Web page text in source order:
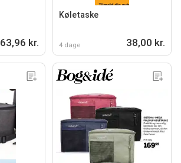
63,96 kr.
Køletaske
4 dage 38,00 kr.